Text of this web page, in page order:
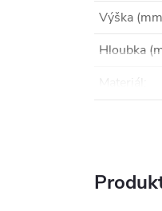
Výška
Hloubka